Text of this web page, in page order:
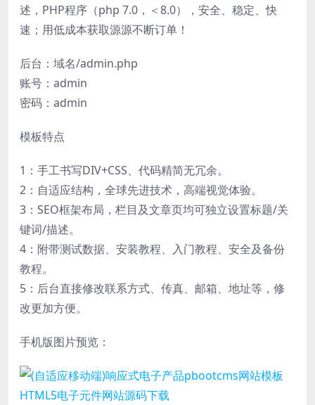
述，PHP程序（php 7.0，＜8.0），安全、稳定、快
速；用低成本获取源源不断订单！
后台：域名/admin.php
账号：admin
密码：admin
模板特点
1：手工书写DIV+CSS、代码精简无冗余。
2：自适应结构，全球先进技术，高端视觉体验。
3：SEO框架布局，栏目及文章页均可独立设置标题/关
键词/描述。
4：附带测试数据、安装教程、入门教程、安全及备份
教程。
5：后台直接修改联系方式、传真、邮箱、地址等，修
改更加方便。
手机版图片预览：